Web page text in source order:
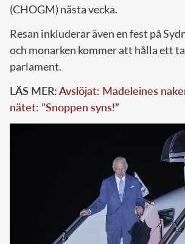
(CHOGM) nästa vecka.
Resan inkluderar även en fest på
och monarken kommer att hålla ett
parlament.
LÄS MER:Avslöjat: Madeleines
nätet: ”Snoppen syns!”